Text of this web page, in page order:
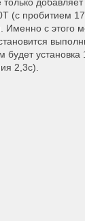
(с пробитием
Именно с этого
2,3с).